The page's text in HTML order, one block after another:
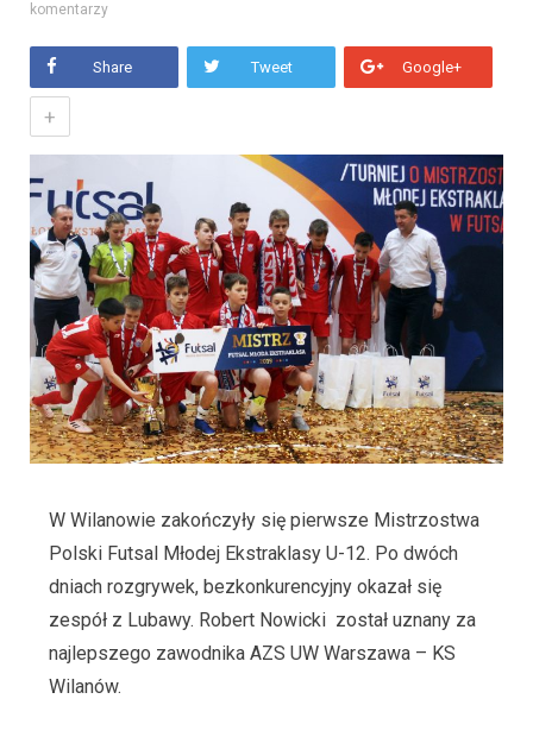
komentarzy
Share Tweet Google+
+
W Wilanowie zakończyły się pierwsze Mistrzostwa
Polski Futsal Młodej Ekstraklasy U-12. Po dwóch
dniach rozgrywek, bezkonkurencyjny okazał się
zespół z Lubawy. Robert Nowicki został uznany za
najlepszego zawodnika AZS UW Warszawa – KS
Wilanów.